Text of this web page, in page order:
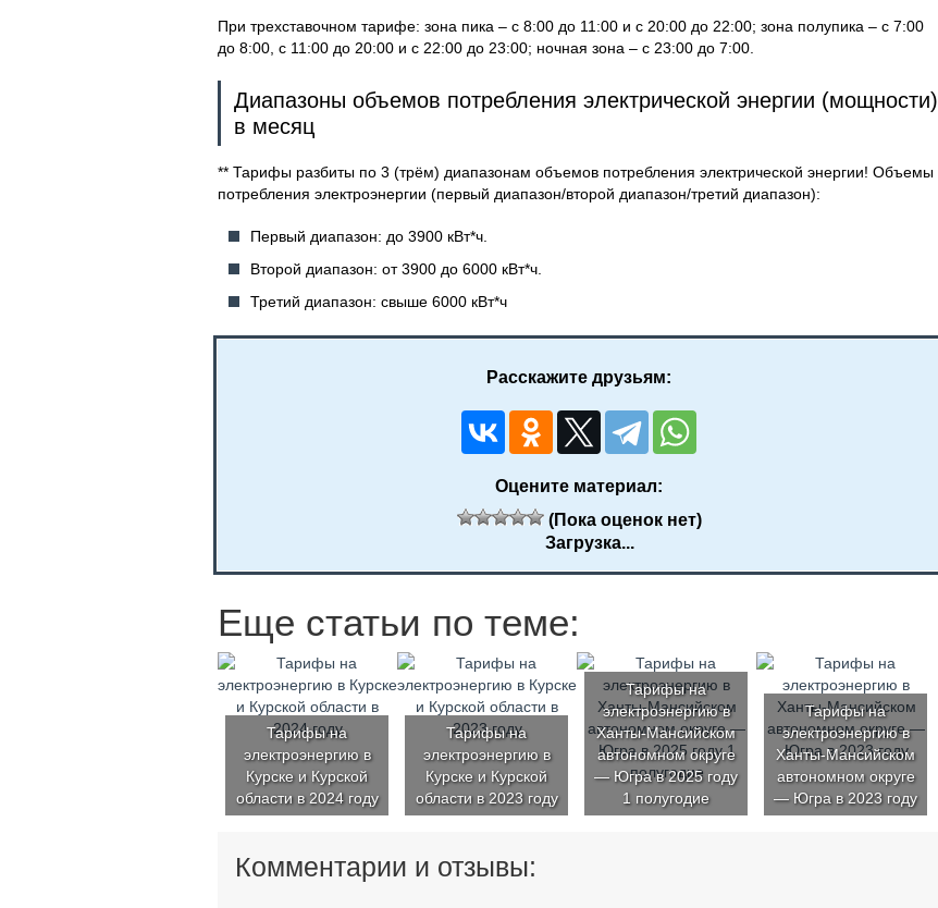
При трехставочном тарифе: зона пика – с 8:00 до 11:00 и с 20:00 до 22:00; зона полупика – с 7:00
до 8:00, с 11:00 до 20:00 и с 22:00 до 23:00; ночная зона – с 23:00 до 7:00.
Диапазоны объемов потребления электрической энергии (мощности)
в месяц
** Тарифы разбиты по 3 (трём) диапазонам объемов потребления электрической энергии! Объемы
потребления электроэнергии (первый диапазон/второй диапазон/третий диапазон):
Первый диапазон: до 3900 кВт*ч.
Второй диапазон: от 3900 до 6000 кВт*ч.
Третий диапазон: свыше 6000 кВт*ч
Расскажите друзьям:
Оцените материал:
(Пока оценок нет)
Загрузка...
Еще статьи по теме:
Тарифы на
электроэнергию в
Курске и Курской
области в 2024 году
Тарифы на
электроэнергию в
Курске и Курской
области в 2023 году
Тарифы на
электроэнергию в
Ханты-Мансийском
автономном округе
— Югра в 2025 году
1 полугодие
Тарифы на
электроэнергию в
Ханты-Мансийском
автономном округе
— Югра в 2023 году
Комментарии и отзывы: